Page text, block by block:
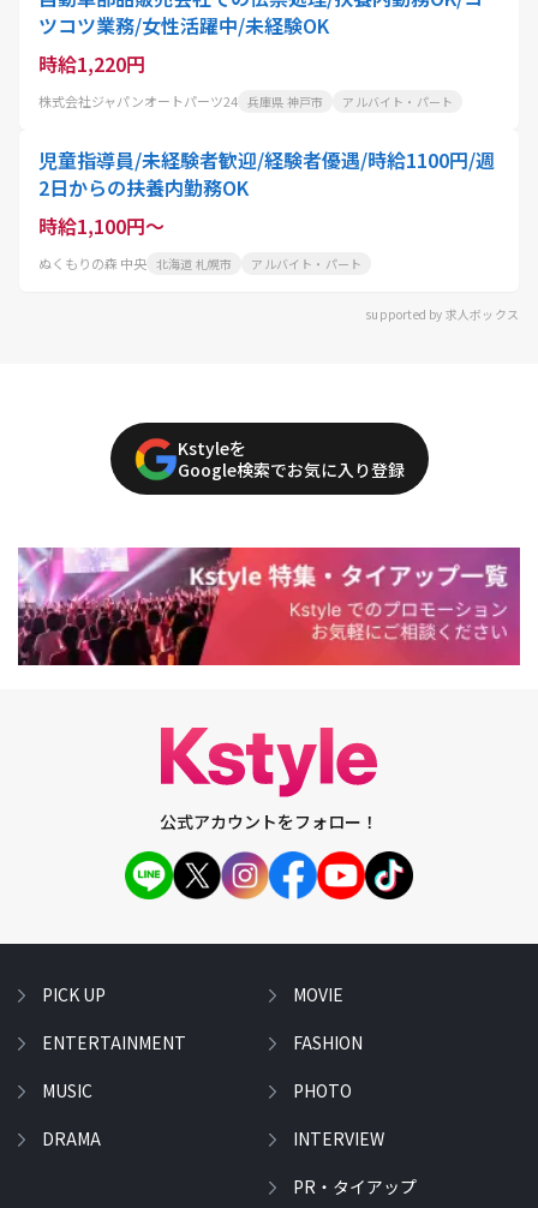
ツコツ業務/女性活躍中/未経験OK
時給1,220円
株式会社ジャパンオートパーツ24 兵庫県 神戸市 アルバイト・パート
児童指導員/未経験者歓迎/経験者優遇/時給1100円/週
2日からの扶養内勤務OK
時給1,100円～
ぬくもりの森 中央 北海道 札幌市 アルバイト・パート
supported by 求人ボックス
Kstyleを
Google検索でお気に入り登録
公式アカウントをフォロー！
PICK UP
ENTERTAINMENT
MUSIC
DRAMA
MOVIE
FASHION
PHOTO
INTERVIEW
PR・タイアップ